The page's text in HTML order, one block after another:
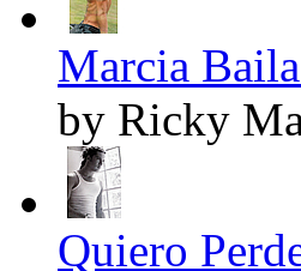
Marcia
by Ricky
Quiero